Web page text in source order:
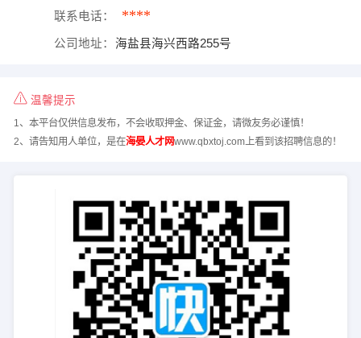
联系电话： ****
公司地址： 海盐县海兴西路255号
温馨提示
1、本平台仅供信息发布，不会收取押金、保证金，请微友务必谨慎！
2、请告知用人单位，是在海晏人才网www.qbxtoj.com上看到该招聘信息的！